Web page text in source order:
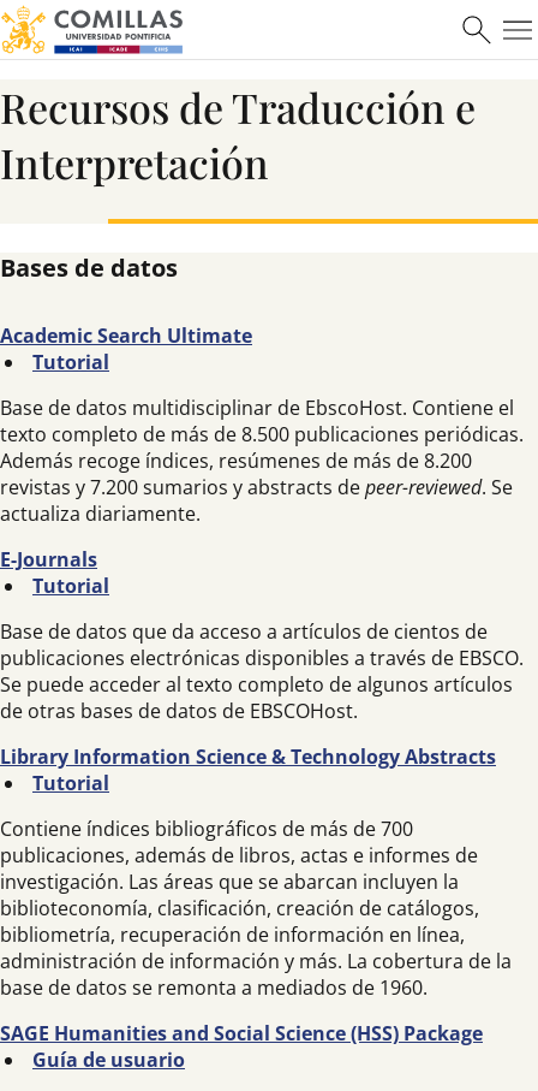
Recursos de Traducción e
Interpretación
Bases de datos
Academic Search Ultimate
Tutorial
Base de datos multidisciplinar de EbscoHost. Contiene el
texto completo de más de 8.500 publicaciones periódicas.
Además recoge índices, resúmenes de más de 8.200
revistas y 7.200 sumarios y abstracts depeer-reviewed. Se
actualiza diariamente.
E-Journals
Tutorial
Base de datos que da acceso a artículos de cientos de
publicaciones electrónicas disponibles a través de EBSCO.
Se puede acceder al texto completo de algunos artículos
de otras bases de datos de EBSCOHost.
Library Information Science & Technology Abstracts
Tutorial
Contiene índices bibliográficos de más de 700
publicaciones, además de libros, actas e informes de
investigación. Las áreas que se abarcan incluyen la
biblioteconomía, clasificación, creación de catálogos,
bibliometría, recuperación de información en línea,
administración de información y más. La cobertura de la
base de datos se remonta a mediados de 1960.
SAGE Humanities and Social Science (HSS) Package
Guía de usuario